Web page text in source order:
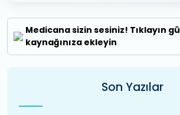
Medicana sizin sesiniz! Tıklayın
kaynağınıza ekleyin
Son Yazılar